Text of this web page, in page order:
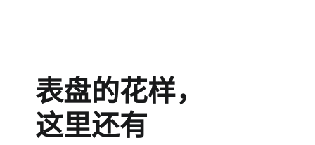
表盘的花样，
这里还有